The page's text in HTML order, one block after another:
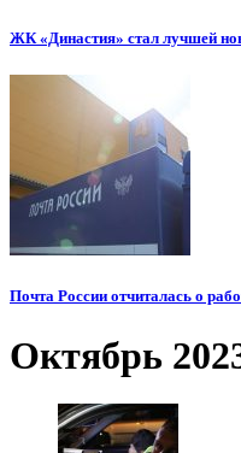
ЖК «Династия» стал лучшей
Почта России отчиталась о
Октябрь